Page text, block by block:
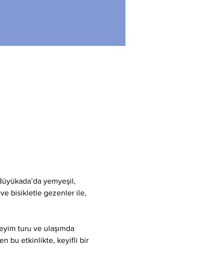
yemyeşil,
bisikletle gezenler ile,
turu ve ulaşımda
bu etkinlikte, keyifli bir